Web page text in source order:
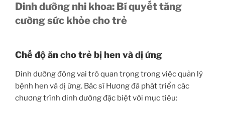
Dinh dưỡng nhi khoa: Bí quyết tăng
cường sức khỏe cho trẻ
Chế độ ăn cho trẻ bị hen và dị ứng
Dinh dưỡng đóng vai trò quan trọng trong việc quản lý
bệnh hen và dị ứng. Bác sĩ Hương đã phát triển các
chương trình dinh dưỡng đặc biệt với mục tiêu: